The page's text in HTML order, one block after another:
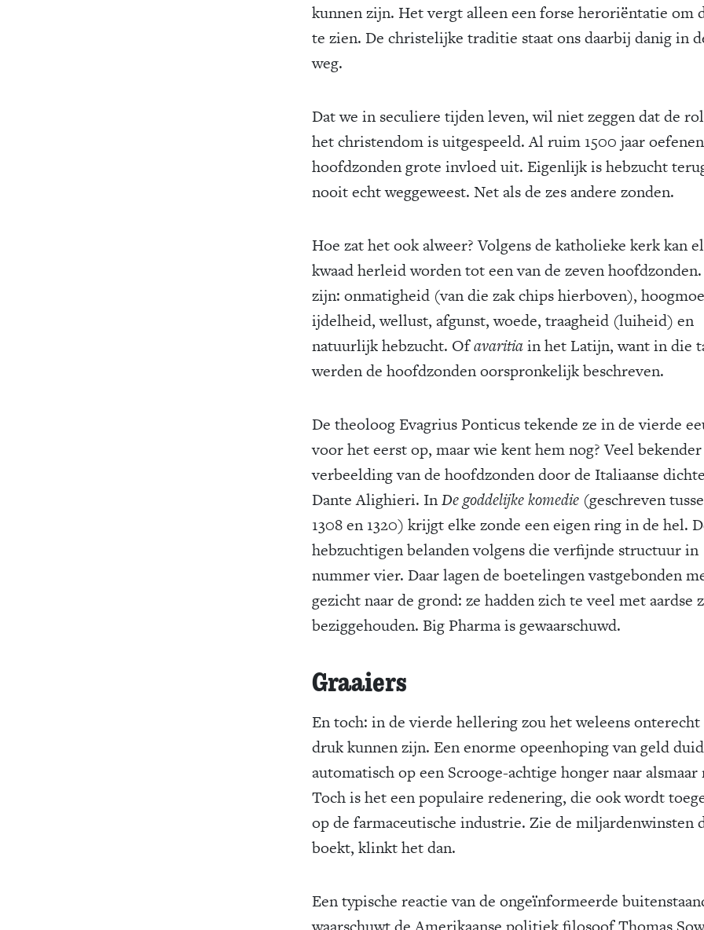
kunnen zijn. Het vergt alleen een forse heroriëntatie om
te zien. De christelijke traditie staat ons daarbij danig in
weg.
Dat we in seculiere tijden leven, wil niet zeggen dat de
het christendom is uitgespeeld. Al ruim 1500 jaar
hoofdzonden grote invloed uit. Eigenlijk is hebzucht
nooit echt weggeweest. Net als de zes andere zonden.
Hoe zat het ook alweer? Volgens de katholieke kerk kan
kwaad herleid worden tot een van de zeven
zijn: onmatigheid (van die zak chips hierboven),
ijdelheid, wellust, afgunst, woede, traagheid (luiheid) en
natuurlijk hebzucht. Ofavaritiain het Latijn, want in die
werden de hoofdzonden oorspronkelijk beschreven.
De theoloog Evagrius Ponticus tekende ze in de vierde
voor het eerst op, maar wie kent hem nog? Veel
verbeelding van de hoofdzonden door de Italiaanse
Dante Alighieri. InDe goddelijke komedie (geschreven
1308 en 1320) krijgt elke zonde een eigen ring in de hel.
hebzuchtigen belanden volgens die verfijnde structuur in
nummer vier. Daar lagen de boetelingen vastgebonden
gezicht naar de grond: ze hadden zich te veel met aardse
beziggehouden. Big Pharma is gewaarschuwd.
Graaiers
En toch: in de vierde hellering zou het weleens onterecht
druk kunnen zijn. Een enorme opeenhoping van geld
automatisch op een Scrooge-achtige honger naar alsmaar
Toch is het een populaire redenering, die ook wordt
op de farmaceutische industrie. Zie de miljardenwinsten
boekt, klinkt het dan.
Een typische reactie van de ongeïnformeerde